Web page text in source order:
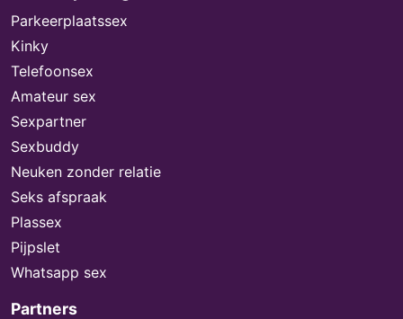
Parkeerplaatssex
Kinky
Telefoonsex
Amateur sex
Sexpartner
Sexbuddy
Neuken zonder relatie
Seks afspraak
Plassex
Pijpslet
Whatsapp sex
Partners